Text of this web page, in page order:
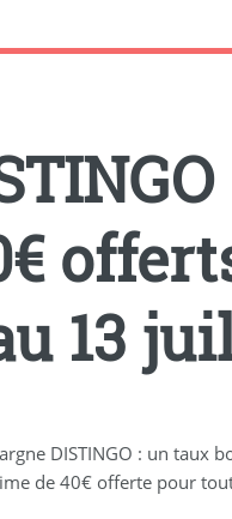
13
DISTINGO : un taux
de 40€ offerte pour